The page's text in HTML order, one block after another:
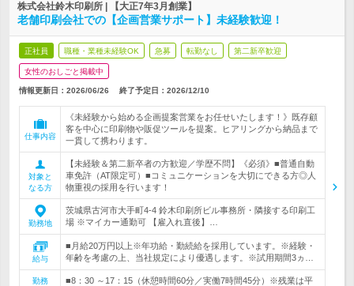
株式会社鈴木印刷所 | 【大正7年3月創業】
老舗印刷会社での【企画営業サポート】未経験歓迎！
正社員 職種・業種未経験OK 急募 転勤なし 第二新卒歓迎
女性のおしごと掲載中
情報更新日：2026/06/26 終了予定日： 2026/12/10
仕事内容
《未経験から始める企画提案営業をお任せいたします！》既存顧
客を中心に印刷物や販促ツールを提案。ヒアリングから納品まで
一貫して携わります。
対象と
なる方
【未経験＆第二新卒者の方歓迎／学歴不問】《必須》■普通自動
車免許（AT限定可）■コミュニケーションを大切にできる方◎人
物重視の採用を行います！
勤務地
茨城県古河市大手町4-4 鈴木印刷所ビル事務所・隣接する印刷工
場 ※マイカー通勤可 【雇入れ直後】…
給与
■月給20万円以上※年功給・勤続給を採用しています。※経験・
年齢を考慮の上、当社規定により優遇します。※試用期間3ヵ…
勤務
■8：30 ～17：15（休憩時間60分／実働7時間45分）※残業は平